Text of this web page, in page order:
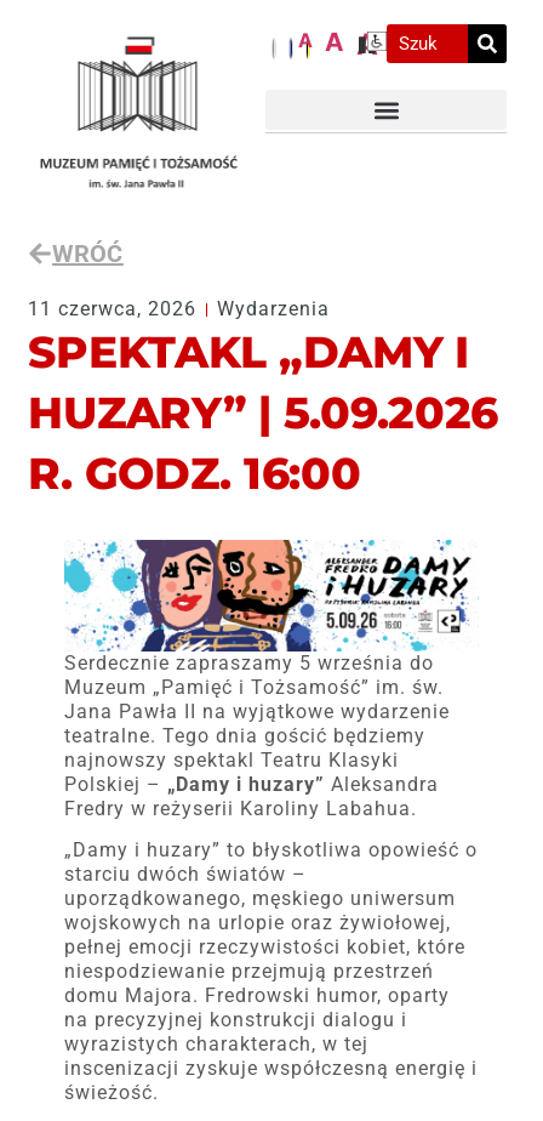
A A A
WRÓĆ
11 czerwca, 2026 Wydarzenia
SPEKTAKL „DAMY I
HUZARY” | 5.09.2026
R. GODZ. 16:00
Serdecznie zapraszamy 5 września do
Muzeum „Pamięć i Tożsamość” im. św.
Jana Pawła II na wyjątkowe wydarzenie
teatralne. Tego dnia gościć będziemy
najnowszy spektakl Teatru Klasyki
Polskiej – „Damy i huzary” Aleksandra
Fredry w reżyserii Karoliny Labahua.
„Damy i huzary” to błyskotliwa opowieść o
starciu dwóch światów –
uporządkowanego, męskiego uniwersum
wojskowych na urlopie oraz żywiołowej,
pełnej emocji rzeczywistości kobiet, które
niespodziewanie przejmują przestrzeń
domu Majora. Fredrowski humor, oparty
na precyzyjnej konstrukcji dialogu i
wyrazistych charakterach, w tej
inscenizacji zyskuje współczesną energię i
świeżość.